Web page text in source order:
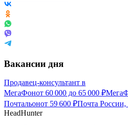
Вакансии дня
Продавец-консультант в
МегаФонот 60 000 до 65 000 ₽
Почтальонот 59 600 ₽Почта России,
HeadHunter